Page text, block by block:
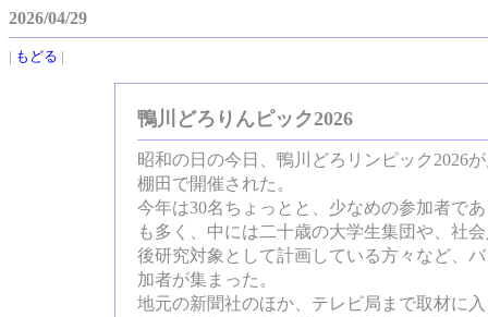
2026/04/29
| もどる |
鴨川どろりんピック2026
昭和の日の今日、鴨川どろリンピック2026
棚田で開催された。
今年は30名ちょっとと、少なめの参加者で
も多く、中には二十歳の大学生集団や、社
後研究対象として計画している方々など、
加者が集まった。
地元の新聞社のほか、テレビ局まで取材に